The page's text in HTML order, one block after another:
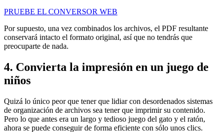
PRUEBE EL CONVERSOR WEB
Por supuesto, una vez combinados los archivos, el PDF resultante
conservará intacto el formato original, así que no tendrás que
preocuparte de nada.
4. Convierta la impresión en un juego de
niños
Quizá lo único peor que tener que lidiar con desordenados sistemas
de organización de archivos sea tener que imprimir su contenido.
Pero lo que antes era un largo y tedioso juego del gato y el ratón,
ahora se puede conseguir de forma eficiente con sólo unos clics.